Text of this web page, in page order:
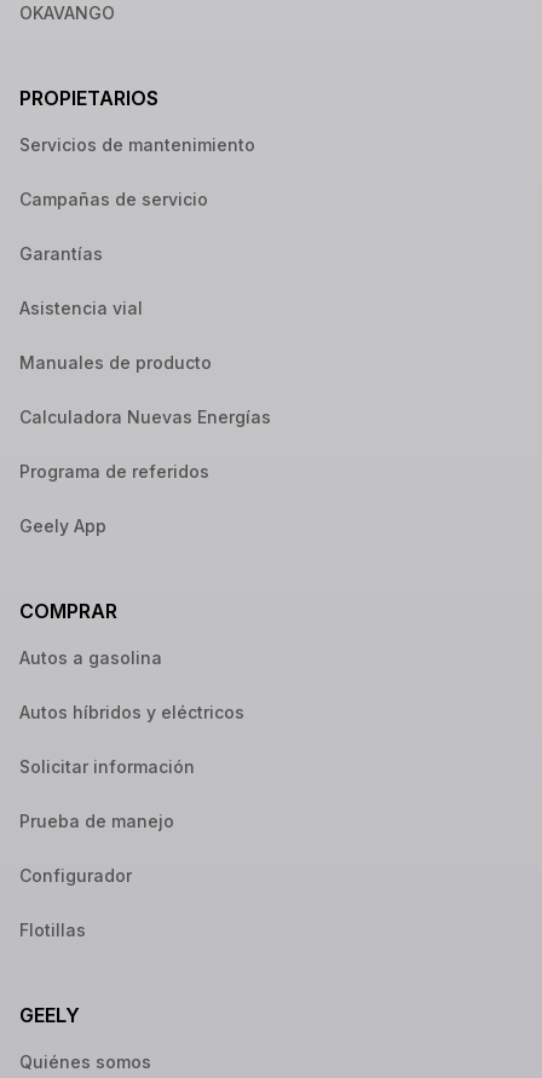
OKAVANGO
PROPIETARIOS
Servicios de mantenimiento
Campañas de servicio
Garantías
Asistencia vial
Manuales de producto
Calculadora Nuevas Energías
Programa de referidos
Geely App
COMPRAR
Autos a gasolina
Autos híbridos y eléctricos
Solicitar información
Prueba de manejo
Configurador
Flotillas
GEELY
Quiénes somos